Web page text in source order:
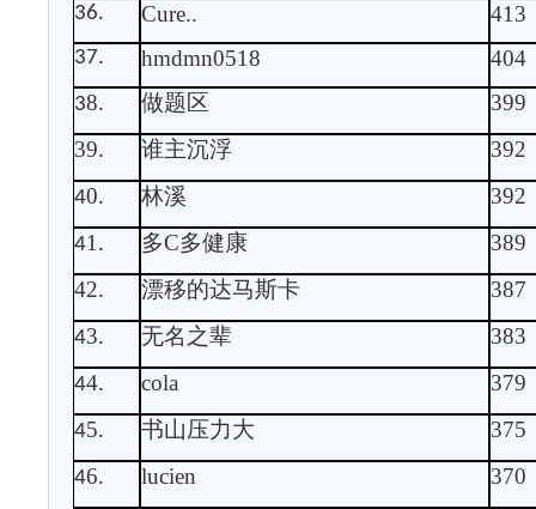
36. Cure.. 413
37. hmdmn0518 404
38. 做题区
399
39. 谁主沉浮 392
40. 林溪 392
41. 多C多健康
389
42. 漂移的达马斯卡 387
43. 无名之辈 383
44. cola 379
45. 书山压力大 375
46. lucien 370